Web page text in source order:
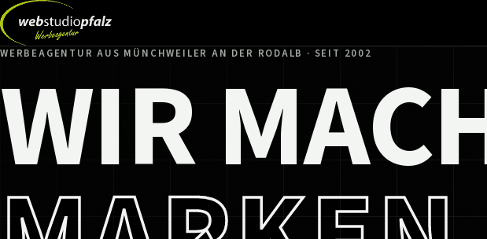
WERBEAGENTUR AUS MÜNCHWEILER AN DER RODALB · SEIT 2002
WIR